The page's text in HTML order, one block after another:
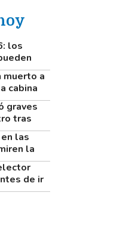
los
este
muerto a
cabina
vera de
graves
tras
una
las
la
el
joven
vez
de ir